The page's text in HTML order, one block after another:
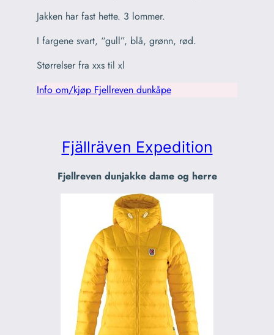
Jakken har fast hette. 3 lommer.
I fargene svart, “gull”, blå, grønn, rød.
Størrelser fra xxs til xl
Info om/kjøp Fjellreven dunkåpe
Fjällräven Expedition
Fjellreven dunjakke dame og herre